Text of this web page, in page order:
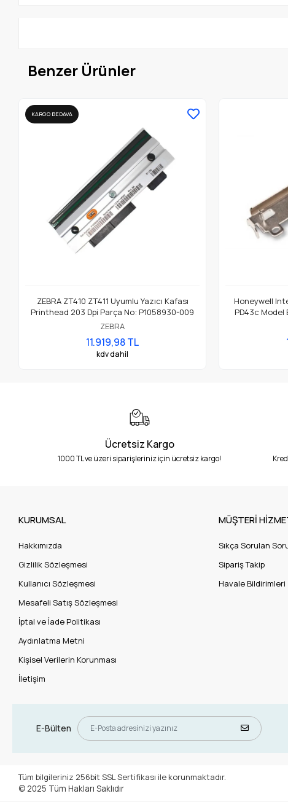
Benzer Ürünler
KARGO BEDAVA
ZEBRA ZT410 ZT411 Uyumlu Yazıcı Kafası
Printhead 203 Dpi Parça No: P1058930-009
ZEBRA
11.919,98 TL
kdv dahil
Honeywell
PD43c Model
Ücretsiz Kargo
1000 TL ve üzeri siparişleriniz için ücretsiz kargo!
KURUMSAL
Hakkımızda
Gizlilik Sözleşmesi
Kullanıcı Sözleşmesi
Mesafeli Satış Sözleşmesi
İptal ve İade Politikası
Aydınlatma Metni
Kişisel Verilerin Korunması
İletişim
MÜŞTERİ
Sıkça Sorulan
Sipariş Takip
Havale Bildirimleri
E-Bülten
Tüm bilgileriniz 256bit SSL Sertifikası ile korunmaktadır.
© 2025 Tüm Hakları Saklıdır